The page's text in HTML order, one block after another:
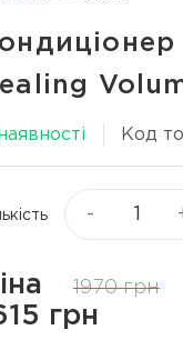
волосся
волосся
Олія
Oil
Код
-
1970 грн
грн